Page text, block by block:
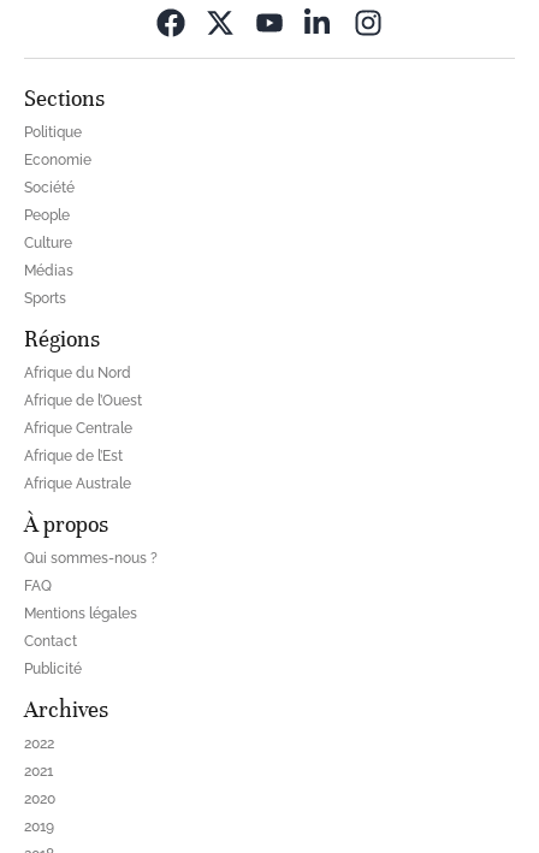
Sections
Politique
Economie
Société
People
Culture
Médias
Sports
Régions
Afrique du Nord
Afrique de l’Ouest
Afrique Centrale
Afrique de l’Est
Afrique Australe
À propos
Qui sommes-nous ?
FAQ
Mentions légales
Contact
Publicité
Archives
2022
2021
2020
2019